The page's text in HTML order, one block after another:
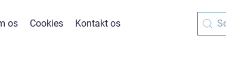
os Cookies Kontakt os